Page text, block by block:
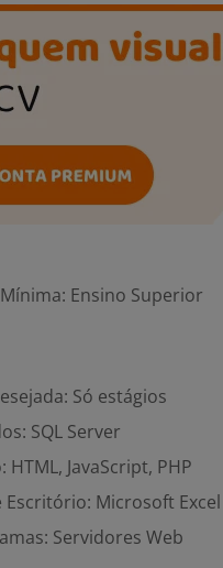
Ensino Superior
Só estágios
SQL Server
JavaScript, PHP
Escritório: Microsoft Excel
Servidores Web